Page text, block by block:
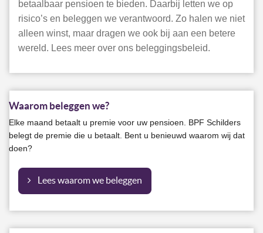
betaalbaar pensioen te bieden. Daarbij letten we op
risico’s en beleggen we verantwoord. Zo halen we niet
alleen winst, maar dragen we ook bij aan een betere
wereld. Lees meer over ons beleggingsbeleid.
Waarom beleggen we?
Elke maand betaalt u premie voor uw pensioen. BPF Schilders
belegt de premie die u betaalt. Bent u benieuwd waarom wij dat
doen?
Lees waarom we beleggen